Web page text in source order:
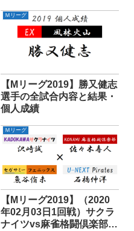
Ｍリーグ
【Mリーグ2019】勝又健志
選手の全試合内容と結果・
個人成績
Ｍリーグ
【Mリーグ2019】（2020
年02月03日1回戦）サクラ
ナイツvs麻雀格闘倶楽部